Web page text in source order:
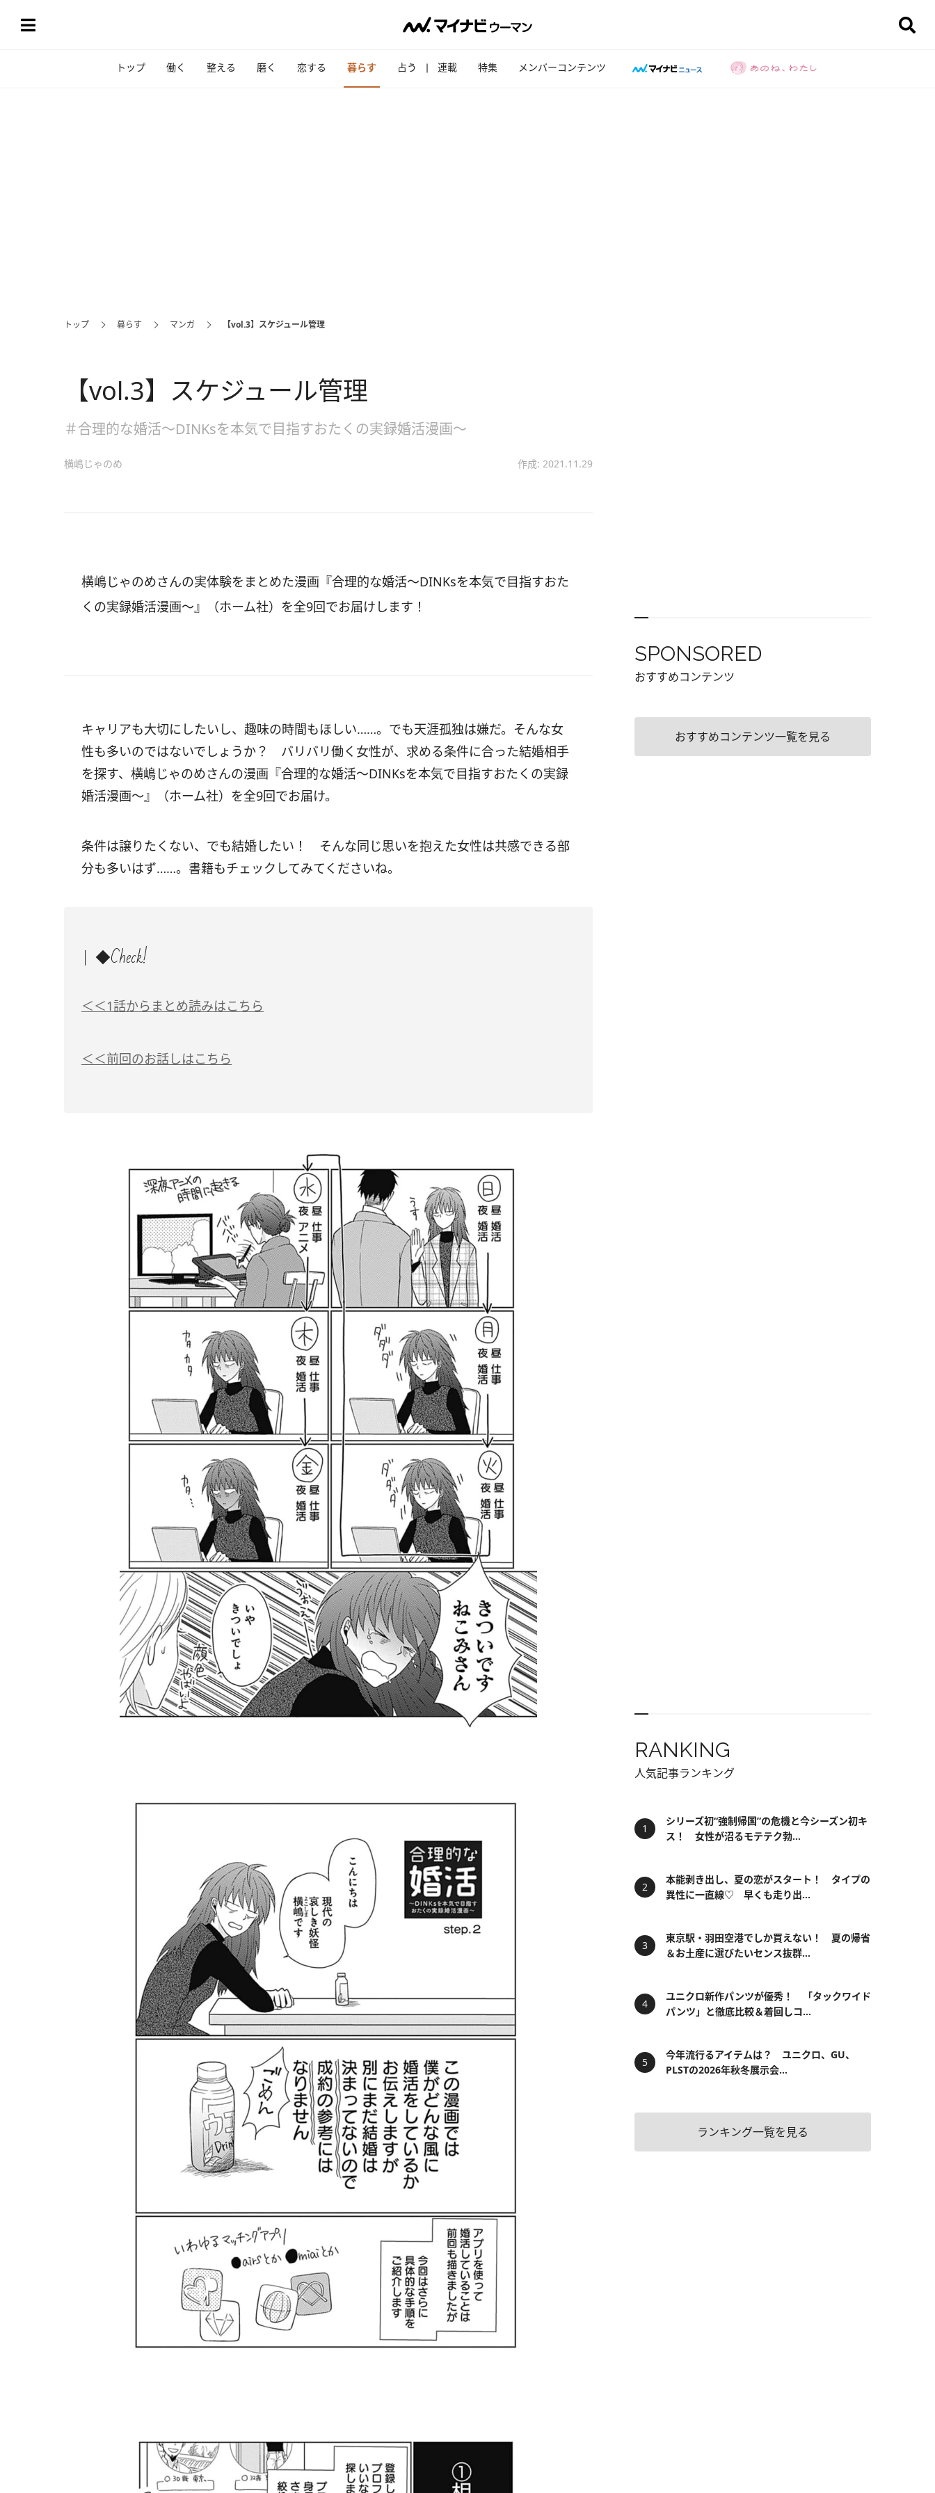
トップ 働く 整える 磨く 恋する 暮らす 占う 連載 特集 メンバーコンテンツ
トップ 暮らす マンガ 【vol.3】スケジュール管理
【vol.3】スケジュール管理
＃合理的な婚活～DINKsを本気で目指すおたくの実録婚活漫画～
横嶋じゃのめ 作成: 2021.11.29
横嶋じゃのめさんの実体験をまとめた漫画『合理的な婚活～DINKsを本気で目指すおた
くの実録婚活漫画～』（ホーム社）を全9回でお届けします！
キャリアも大切にしたいし、趣味の時間もほしい……。でも天涯孤独は嫌だ。そんな女
性も多いのではないでしょうか？ バリバリ働く女性が、求める条件に合った結婚相手
を探す、横嶋じゃのめさんの漫画『合理的な婚活～DINKsを本気で目指すおたくの実録
婚活漫画～』（ホーム社）を全9回でお届け。
条件は譲りたくない、でも結婚したい！ そんな同じ思いを抱えた女性は共感できる部
分も多いはず……。書籍もチェックしてみてくださいね。
◆Check!
＜＜1話からまとめ読みはこちら
＜＜前回のお話しはこちら
SPONSORED
おすすめコンテンツ
おすすめコンテンツ一覧を見る
RANKING
人気記事ランキング
シリーズ初“強制帰国”の危機と今シーズン初キ
ス！ 女性が沼るモテテク勃...
本能剥き出し、夏の恋がスタート！ タイプの
異性に一直線♡ 早くも走り出...
東京駅・羽田空港でしか買えない！ 夏の帰省
＆お土産に選びたいセンス抜群...
ユニクロ新作パンツが優秀！ 「タックワイド
パンツ」と徹底比較＆着回しコ...
今年流行るアイテムは？ ユニクロ、GU、
PLSTの2026年秋冬展示会...
ランキング一覧を見る